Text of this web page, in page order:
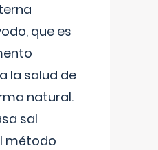
que es
la salud de
natural.
sal
método